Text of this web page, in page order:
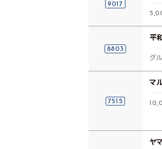
9017
8803
平
グ
7515
マ
ヤ